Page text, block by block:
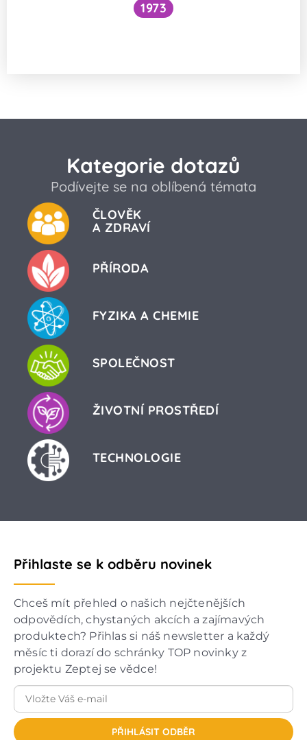
1973
Kategorie dotazů
Podívejte se na oblíbená témata
ČLOVĚK
A ZDRAVÍ
PŘÍRODA
FYZIKA A CHEMIE
SPOLEČNOST
ŽIVOTNÍ PROSTŘEDÍ
TECHNOLOGIE
Přihlaste se k odběru novinek
Chceš mít přehled o našich nejčtenějších
odpovědích, chystaných akcích a zajímavých
produktech? Přihlas si náš newsletter a každý
měsíc ti dorazí do schránky TOP novinky z
projektu Zeptej se vědce!
PŘIHLÁSIT ODBĚR